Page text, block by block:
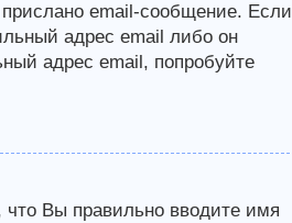
email-сообщение. Если
адрес email либо он
адрес email, попробуйте
что Вы правильно вводите имя